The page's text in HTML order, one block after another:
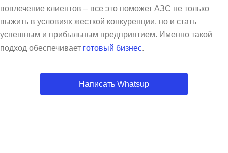
вовлечение клиентов – все это поможет АЗС не только
выжить в условиях жесткой конкуренции, но и стать
успешным и прибыльным предприятием. Именно такой
подход обеспечивает готовый бизнес.
Написать Whatsup